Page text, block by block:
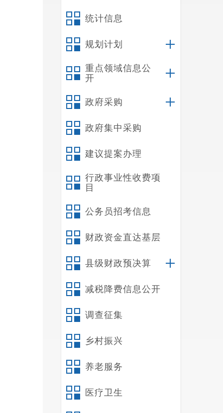
统计信息
规划计划
重点领域信息公
开
政府采购
政府集中采购
建议提案办理
行政事业性收费项
目
公务员招考信息
财政资金直达基层
县级财政预决算
减税降费信息公开
调查征集
乡村振兴
养老服务
医疗卫生